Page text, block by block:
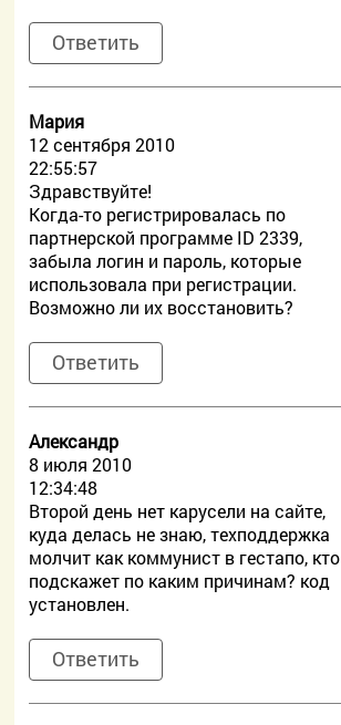
Ответить
Мария
12 сентября 2010
22:55:57
Здравствуйте!
Когда-то регистрировалась по
партнерской программе ID 2339,
забыла логин и пароль, которые
использовала при регистрации.
Возможно ли их восстановить?
Ответить
Александр
8 июля 2010
12:34:48
Второй день нет карусели на сайте,
куда делась не знаю, техподдержка
молчит как коммунист в гестапо, кто
подскажет по каким причинам? код
установлен.
Ответить